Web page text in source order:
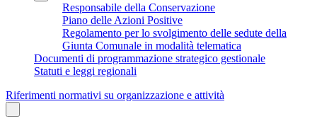
Responsabile della Conservazione
Piano delle Azioni Positive
Regolamento per lo svolgimento delle sedute della
Giunta Comunale in modalità telematica
Documenti di programmazione strategico gestionale
Statuti e leggi regionali
Riferimenti normativi su organizzazione e attività